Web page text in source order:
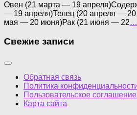
Овен (21 марта — 19
— 19 апреля)Телец (20 апреля —
мая — 20 июня)Рак (21 июня — 22…
Свежие записи
Обратная связь
Политика
Пользовательское соглашение
Карта сайта